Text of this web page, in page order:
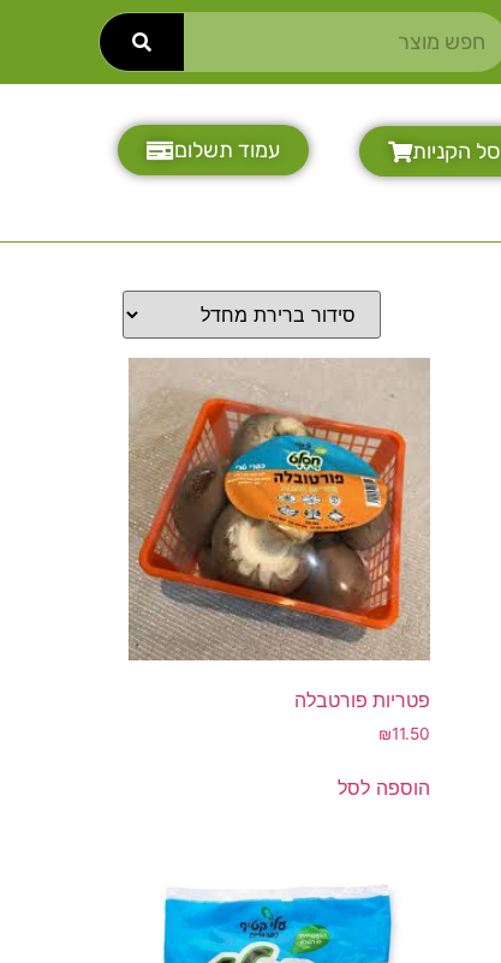
סל הקניות עמוד תשלום
פטריות פורטבלה
₪11.50
הוספה לסל